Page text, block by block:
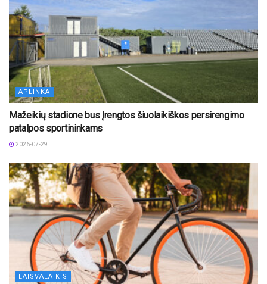
APLINKA
Mažeikių stadione bus įrengtos šiuolaikiškos persirengimo
patalpos sportininkams
2026-07-29
LAISVALAIKIS